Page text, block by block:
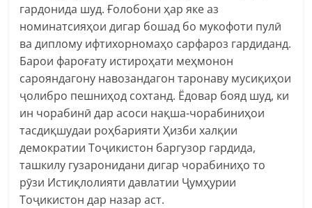
гардонида шуд. Ғолобони ҳар яке аз
номинатсияҳои дигар бошад бо мукофоти пулӣ
ва диплому ифтихорномаҳо сарфароз гардиданд.
Барои фароғату истироҳати меҳмонон
сарояндагону навозандагон таронаву мусиқиҳои
ҷолибро пешниҳод сохтанд. Ёдовар бояд шуд, ки
ин чорабинӣ дар асоси нақша-чорабиниҳои
тасдиқшудаи роҳбарияти Ҳизби халқии
демократии Тоҷикистон баргузор гардида,
ташкилу гузаронидани дигар чорабиниҳо то
рӯзи Истиқлолияти давлатии Ҷумҳурии
Тоҷикистон дар назар аст.